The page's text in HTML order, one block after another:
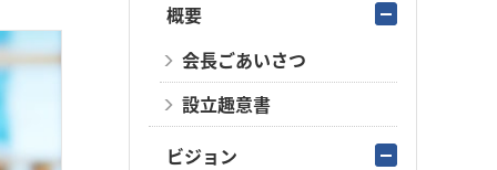
概要
会長ごあいさつ
設立趣意書
ビジョン